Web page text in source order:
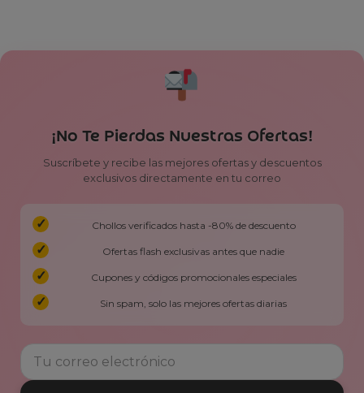
¡No Te Pierdas Nuestras Ofertas!
Suscríbete y recibe las mejores ofertas y descuentos
exclusivos directamente en tu correo
Chollos verificados hasta -80% de descuento
Ofertas flash exclusivas antes que nadie
Cupones y códigos promocionales especiales
Sin spam, solo las mejores ofertas diarias